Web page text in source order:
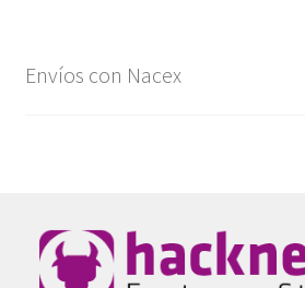
Envíos con Nacex